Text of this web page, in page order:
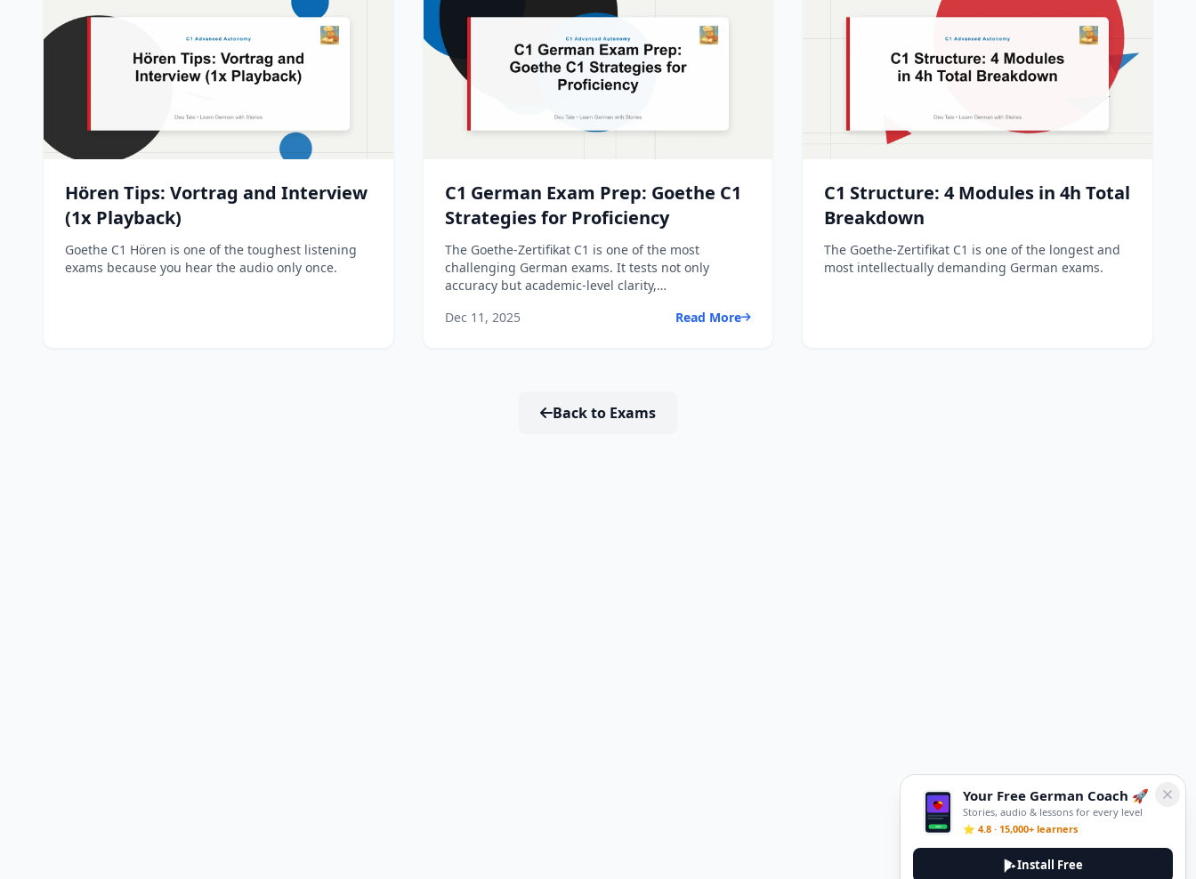
Read More
Hören Tips: Vortrag and Interview
(1x Playback)
Goethe C1 Hören is one of the toughest listening
exams because you hear the audio only once.
C1 German Exam Prep: Goethe C1
Strategies for Proficiency
The Goethe-Zertifikat C1 is one of the most
challenging German exams. It tests not only
accuracy but academic-level clarity,
Dec 11, 2025
Read More
C1 Structure: 4 Modules in 4h Total
Breakdown
The Goethe-Zertifikat C1 is one of the longest and
most intellectually demanding German exams.
Back to Exams
Your Free German Coach 🚀
Stories, audio & lessons for every level
⭐ 4.8 · 15,000+ learners
Install Free